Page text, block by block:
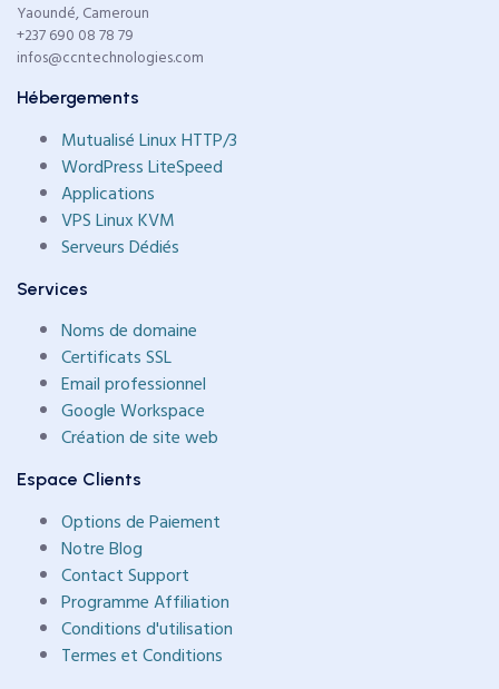
Yaoundé, Cameroun
+237 690 08 78 79
infos@ccntechnologies.com
Hébergements
Mutualisé Linux HTTP/3
WordPress LiteSpeed
Applications
VPS Linux KVM
Serveurs Dédiés
Services
Noms de domaine
Certificats SSL
Email professionnel
Google Workspace
Création de site web
Espace Clients
Options de Paiement
Notre Blog
Contact Support
Programme Affiliation
Conditions d'utilisation
Termes et Conditions